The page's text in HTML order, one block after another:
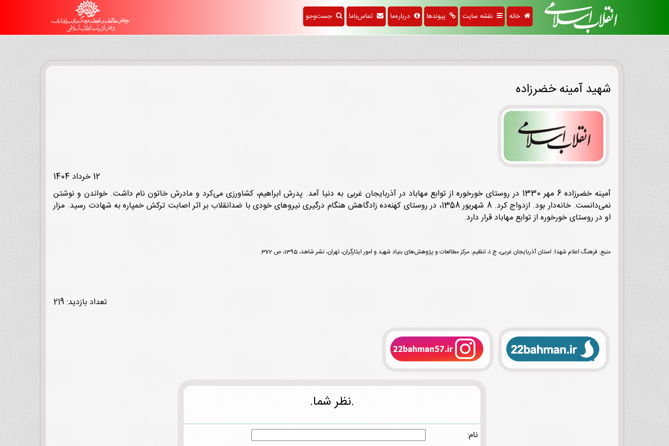
خانه نقشه سایت پیوندها درباره‌ما تماس‌باما جست‌وجو
شهید آمینه خضرزاده
12 خرداد 1404
آمینه خضرزاده 6 مهر 1330 در روستای خورخوره از توابع مهاباد در آذربایجان غربی به دنیا آمد. پدرش ابراهیم، کشاورزی می‌کرد و مادرش خاتون نام داشت. خواندن و نوشتن
نمی‌‌دانست. خانه‌دار بود. ازدواج کرد. 8 شهریور 1358، در روستای کهنه‌ده زادگاهش هنگام درگیری نیروهای خودی با ضدانقلاب بر اثر اصابت ترکش خمپاره به شهادت رسید. مزار
او در روستای خورخوره از توابع مهاباد قرار دارد.
منبع: فرهنگ اعلام شهدا: استان آذربایجان غربی، ج 1، تنظیم: مرکز مطالعات و پژوهش‌های بنیاد شهید و امور ایثارگران، تهران، نشر شاهد، 1395، ص 372.
تعداد بازدید: 219
.نظر شما.
نام: